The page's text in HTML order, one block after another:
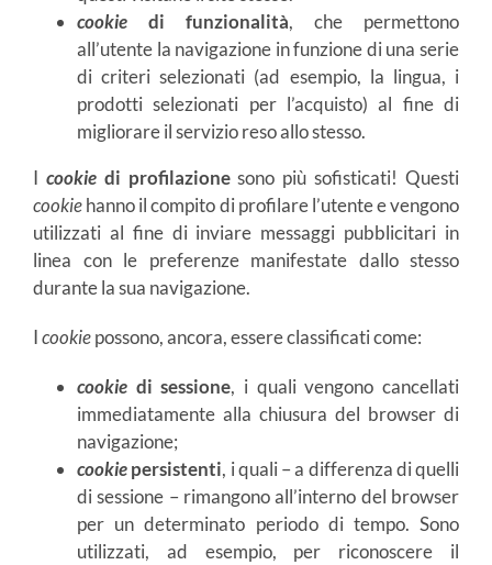
cookie di funzionalità, che permettono
all’utente la navigazione in funzione di una serie
di criteri selezionati (ad esempio, la lingua, i
prodotti selezionati per l’acquisto) al fine di
migliorare il servizio reso allo stesso.
I cookiedi profilazionesono più sofisticati! Questi
cookiehanno il compito di profilare l’utente e vengono
utilizzati al fine di inviare messaggi pubblicitari in
linea con le preferenze manifestate dallo stesso
durante la sua navigazione.
Icookiepossono, ancora, essere classificati come:
cookie di sessione, i quali vengono cancellati
immediatamente alla chiusura del browser di
navigazione;
cookiepersistenti, i quali – a differenza di quelli
di sessione – rimangono all’interno del browser
per un determinato periodo di tempo. Sono
utilizzati, ad esempio, per riconoscere il